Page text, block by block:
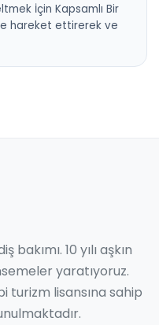
İçin Kapsamlı Bir
hareket ettirerek ve
10 yılı aşkın
yaratıyoruz.
turizm lisansına sahip